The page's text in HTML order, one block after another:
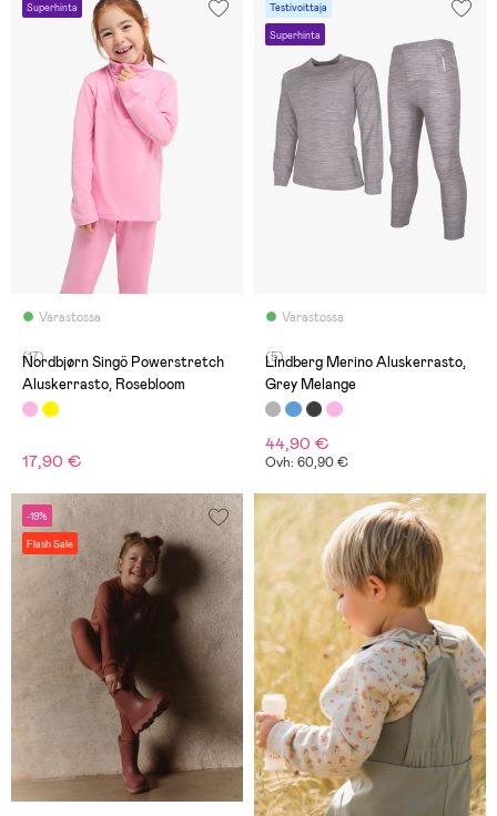
Superhinta
Varastossa
(17)
Nordbjørn Singö Powerstretch
Aluskerrasto, Rosebloom
17,90 €
Testivoittaja
Superhinta
Varastossa
(5)
Lindberg Merino Aluskerrasto,
Grey Melange
44,90 €
Ovh: 60,90 €
-19%
Flash Sale